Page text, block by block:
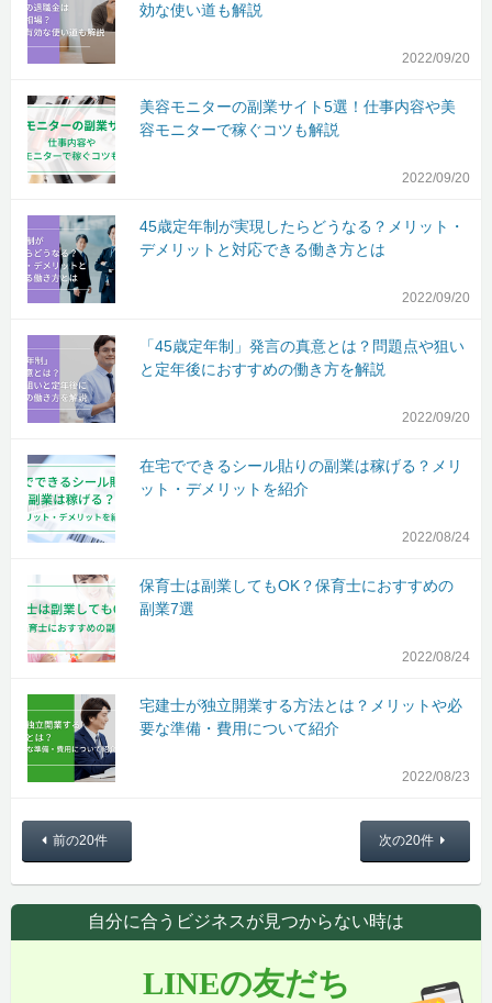
効な使い道も解説
2022/09/20
美容モニターの副業サイト5選！仕事内容や美
容モニターで稼ぐコツも解説
2022/09/20
45歳定年制が実現したらどうなる？メリット・
デメリットと対応できる働き方とは
2022/09/20
「45歳定年制」発言の真意とは？問題点や狙い
と定年後におすすめの働き方を解説
2022/09/20
在宅でできるシール貼りの副業は稼げる？メリ
ット・デメリットを紹介
2022/08/24
保育士は副業してもOK？保育士におすすめの
副業7選
2022/08/24
宅建士が独立開業する方法とは？メリットや必
要な準備・費用について紹介
2022/08/23
前の20件 次の20件
自分に合うビジネスが見つからない時は
LINEの友だち